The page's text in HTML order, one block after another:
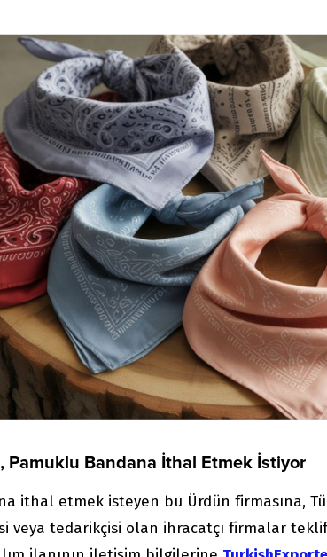
Pamuklu Bandana İthal Etmek İstiyor
ithal etmek isteyen bu Ürdün firmasına,
veya tedarikçisi olan ihracatçı firmalar